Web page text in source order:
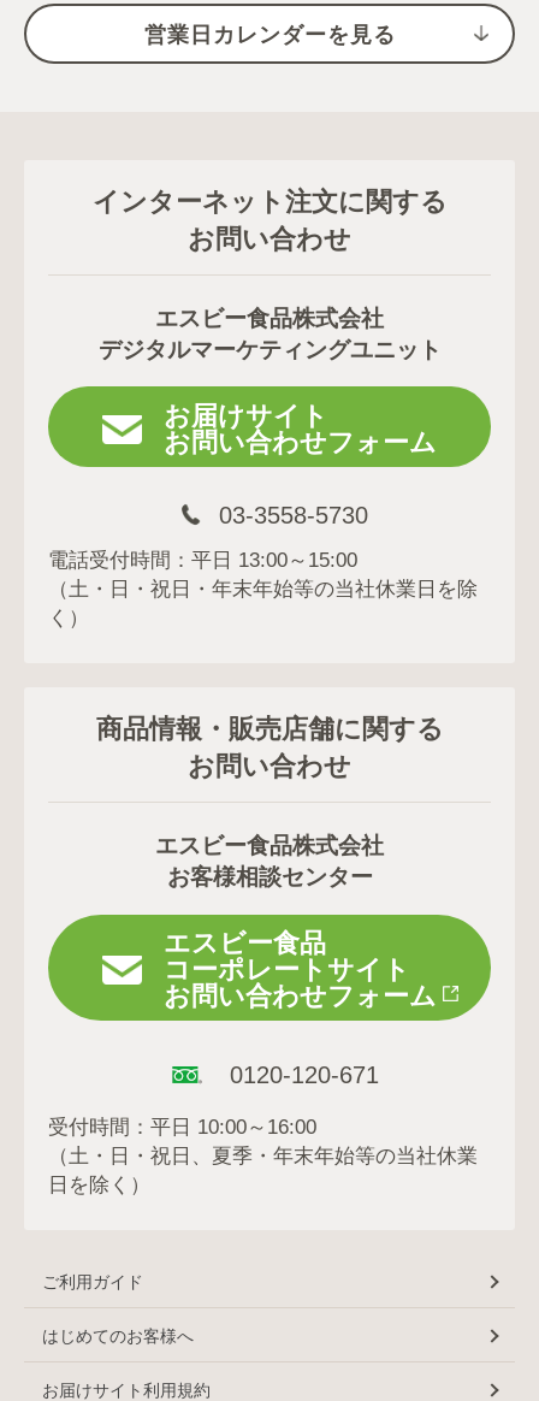
営業日カレンダーを見る
インターネット注文に関する
お問い合わせ
エスビー食品株式会社
デジタルマーケティングユニット
お届けサイト
お問い合わせフォーム
03-3558-5730
電話受付時間：平日 13:00～15:00
（土・日・祝日・年末年始等の当社休業日を除
く）
商品情報・販売店舗に関する
お問い合わせ
エスビー食品株式会社
お客様相談センター
エスビー食品
コーポレートサイト
お問い合わせフォーム
0120-120-671
受付時間：平日 10:00～16:00
（土・日・祝日、夏季・年末年始等の当社休業
日を除く）
ご利用ガイド
はじめてのお客様へ
お届けサイト利用規約